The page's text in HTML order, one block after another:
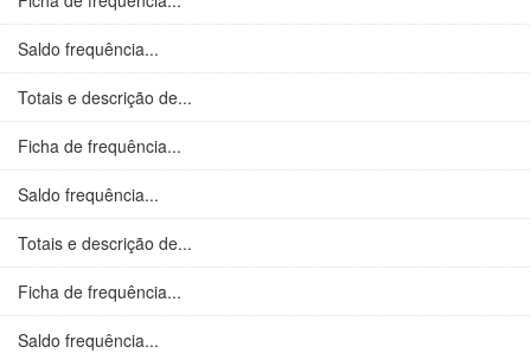
Saldo frequência...
Totais e descrição de...
Ficha de frequência...
Saldo frequência...
Totais e descrição de...
Ficha de frequência...
Saldo frequência...